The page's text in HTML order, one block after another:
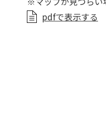
pdfで表示する